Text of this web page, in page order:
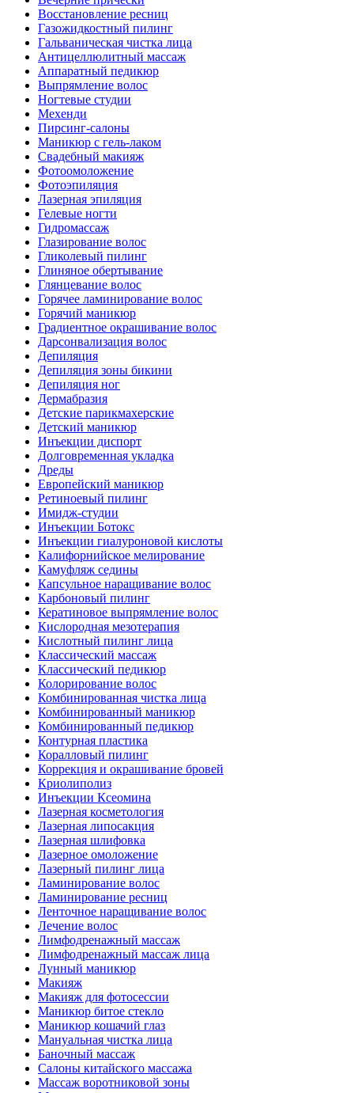
Восстановление ресниц
Газожидкостный пилинг
Гальваническая чистка лица
Антицеллюлитный массаж
Аппаратный педикюр
Выпрямление волос
Ногтевые студии
Мехенди
Пирсинг-салоны
Маникюр с гель-лаком
Свадебный макияж
Фотоомоложение
Фотоэпиляция
Лазерная эпиляция
Гелевые ногти
Гидромассаж
Глазирование волос
Гликолевый пилинг
Глиняное обертывание
Глянцевание волос
Горячее ламинирование волос
Горячий маникюр
Градиентное окрашивание волос
Дарсонвализация волос
Депиляция
Депиляция зоны бикини
Депиляция ног
Дермабразия
Детские парикмахерские
Детский маникюр
Инъекции диспорт
Долговременная укладка
Дреды
Европейский маникюр
Ретиноевый пилинг
Имидж-студии
Инъекции Ботокс
Инъекции гиалуроновой кислоты
Калифорнийское мелирование
Камуфляж седины
Капсульное наращивание волос
Карбоновый пилинг
Кератиновое выпрямление волос
Кислородная мезотерапия
Кислотный пилинг лица
Классический массаж
Классический педикюр
Колорирование волос
Комбинированная чистка лица
Комбинированный маникюр
Комбинированный педикюр
Контурная пластика
Коралловый пилинг
Коррекция и окрашивание бровей
Криолиполиз
Инъекции Ксеомина
Лазерная косметология
Лазерная липосакция
Лазерная шлифовка
Лазерное омоложение
Лазерный пилинг лица
Ламинирование волос
Ламинирование ресниц
Ленточное наращивание волос
Лечение волос
Лимфодренажный массаж
Лимфодренажный массаж лица
Лунный маникюр
Макияж
Макияж для фотосессии
Маникюр битое стекло
Маникюр кошачий глаз
Мануальная чистка лица
Баночный массаж
Салоны китайского массажа
Массаж воротниковой зоны